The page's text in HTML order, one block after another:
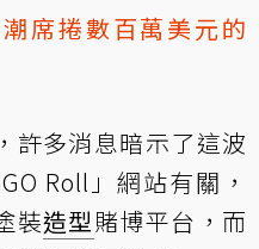
潮席捲數百萬美元的
許多消息暗示了這波
Roll」網站有關，
裝造型賭博平台，而